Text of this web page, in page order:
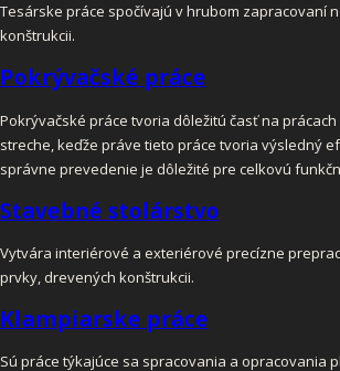
Tesárske práce spočívajú v hrubom zapracovaní
konštrukcii.
Pokrývačské práce
Pokrývačské práce tvoria dôležitú časť na
streche, keďže práve tieto práce tvoria výsledný
správne prevedenie je dôležité pre celkovú
Stavebné stolárstvo
Vytvára interiérové a exteriérové precízne
prvky, drevených konštrukcii.
Klampiarske práce
Sú práce týkajúce sa spracovania a opracovania